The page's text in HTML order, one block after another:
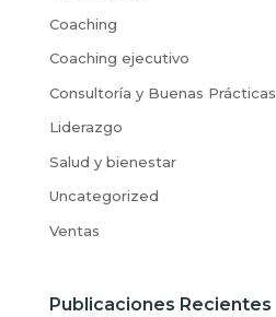
Coaching
Coaching ejecutivo
Consultoría y Buenas Prácticas
Liderazgo
Salud y bienestar
Uncategorized
Ventas
Publicaciones Recientes